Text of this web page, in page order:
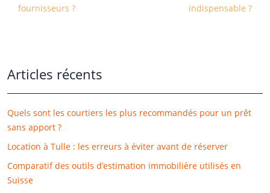
fournisseurs ?
indispensable ?
Articles récents
Quels sont les courtiers les plus recommandés pour un prêt
sans apport ?
Location à Tulle : les erreurs à éviter avant de réserver
Comparatif des outils d’estimation immobilière utilisés en
Suisse